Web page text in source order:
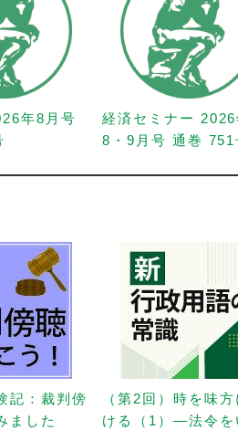
年8月号
経済セミナー 2026
8・9月号 通巻 751
記：裁判傍
ました
（第2回）時を味方
ける（1）—法令を